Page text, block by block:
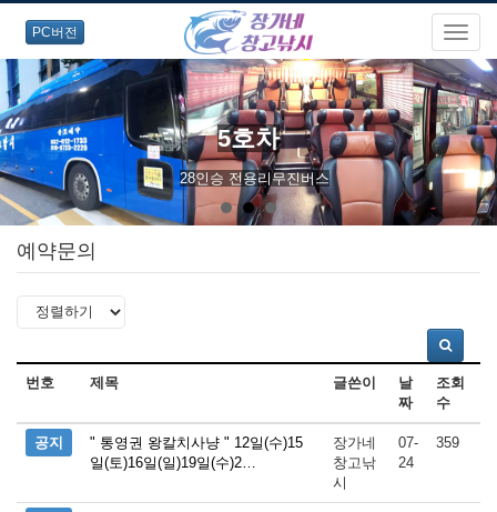
PC버전
5호차
28인승 전용리무진버스
예약문의
번호 제목 글쓴이
날
짜
조회
수
공지
" 통영권 왕칼치사냥 " 12일(수)15
일(토)16일(일)19일(수)2…
장가네
창고낚
시
07-
24
359